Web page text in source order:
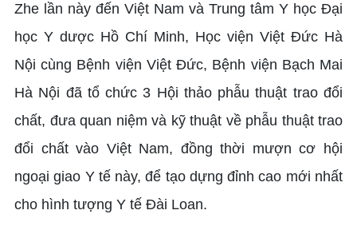
Zhe lần này đến Việt Nam và Trung tâm Y học Đại
học Y dược Hồ Chí Minh, Học viện Việt Đức Hà
Nội cùng Bệnh viện Việt Đức, Bệnh viện Bạch Mai
Hà Nội đã tổ chức 3 Hội thảo phẫu thuật trao đổi
chất, đưa quan niệm và kỹ thuật về phẫu thuật trao
đổi chất vào Việt Nam, đồng thời mượn cơ hội
ngoại giao Y tế này, để tạo dựng đỉnh cao mới nhất
cho hình tượng Y tế Đài Loan.